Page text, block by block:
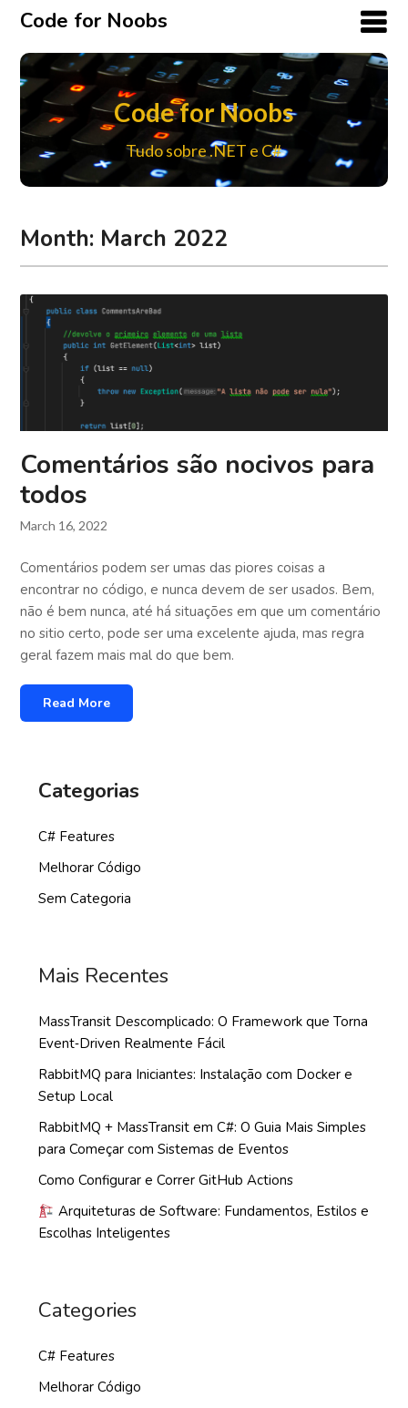
Code for Noobs
Code for Noobs
Tudo sobre .NET e C#
Month: March 2022
Comentários são nocivos para
todos
March 16, 2022
Comentários podem ser umas das piores coisas a
encontrar no código, e nunca devem de ser usados. Bem,
não é bem nunca, até há situações em que um comentário
no sitio certo, pode ser uma excelente ajuda, mas regra
geral fazem mais mal do que bem.
Read More
Categorias
C# Features
Melhorar Código
Sem Categoria
Mais Recentes
MassTransit Descomplicado: O Framework que Torna
Event‑Driven Realmente Fácil
RabbitMQ para Iniciantes: Instalação com Docker e
Setup Local
RabbitMQ + MassTransit em C#: O Guia Mais Simples
para Começar com Sistemas de Eventos
Como Configurar e Correr GitHub Actions
Arquiteturas de Software: Fundamentos, Estilos e
Escolhas Inteligentes
Categories
C# Features
Melhorar Código